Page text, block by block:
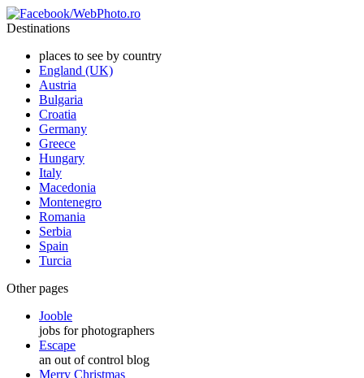
Destinations
places to see by country
England (UK)
Austria
Bulgaria
Croatia
Germany
Greece
Hungary
Italy
Macedonia
Montenegro
Romania
Serbia
Spain
Turcia
Other pages
Jooble
jobs for photographers
Escape
an out of control blog
Merry Christmas